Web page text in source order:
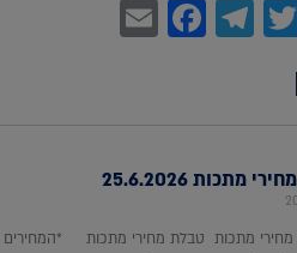
Twitter
Telegram
Facebook
Email
מתכות 25.6.2026
מחירי מתכות טבלת מחירי מתכות *המחירים